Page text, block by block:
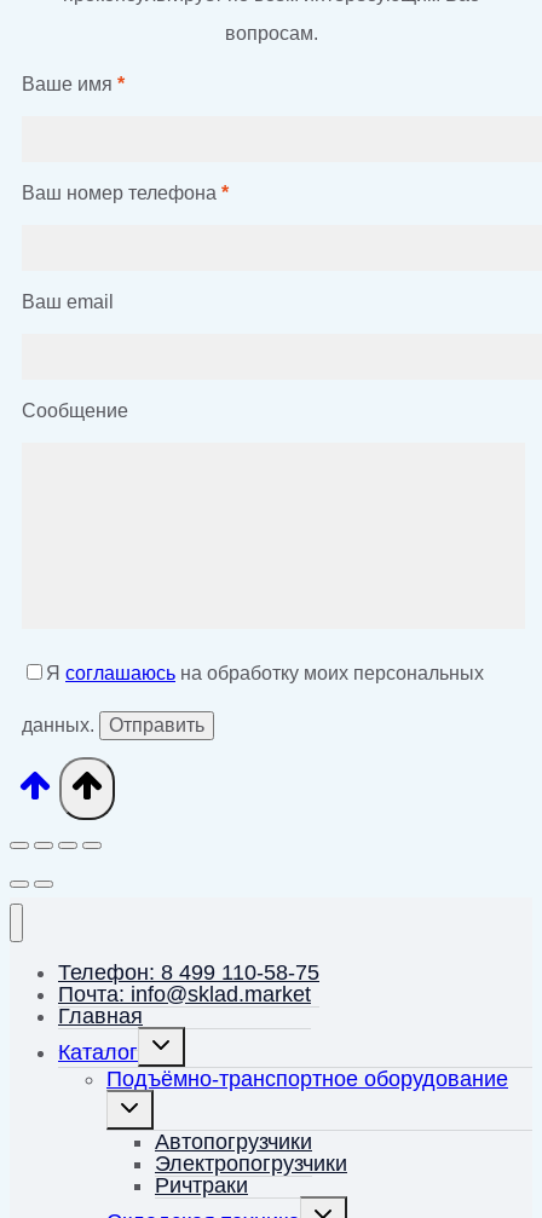
вопросам.
Ваше имя *
Ваш номер телефона *
Ваш email
Сообщение
Я соглашаюсь на обработку моих персональных
данных.
Телефон: 8 499 110-58-75
Почта: info@sklad.market
Главная
Каталог
Переключить
меню
Подъёмно-транспортное оборудование
Переключить
меню Автопогрузчики
Электропогрузчики
Ричтраки
Переключить